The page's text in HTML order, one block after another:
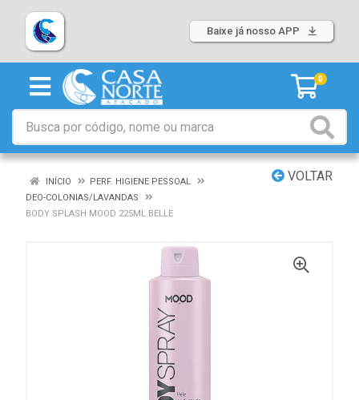
Baixe já nosso APP
0
VOLTAR
INÍCIO
PERF. HIGIENE PESSOAL
DEO-COLONIAS/LAVANDAS
BODY SPLASH MOOD 225ML BELLE